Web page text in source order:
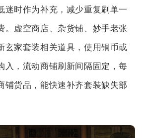
迷时作为补充，减少重复刷单一
。虚空商店、杂货铺、妙手老张
玄家套装相关道具，使用铜币或
入，流动商铺刷新间隔固定，每
铺货品，能快速补齐套装缺失部